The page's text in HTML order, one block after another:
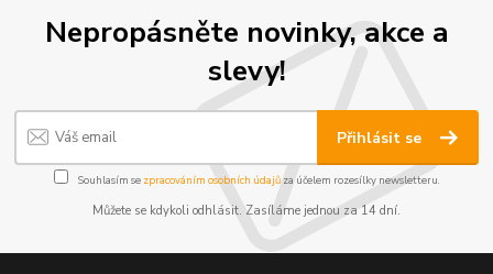
Nepropásněte novinky, akce a
slevy!
Přihlásit se
Souhlasím se zpracováním osobních údajůza účelem rozesílky newsletteru.
Můžete se kdykoli odhlásit. Zasíláme jednou za 14 dní.